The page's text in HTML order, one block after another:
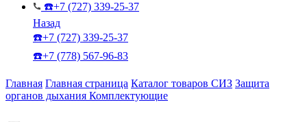
☎️+7 (727) 339-25-37
Назад
☎️+7 (727) 339-25-37
☎️+7 (778) 567-96-83
Главная Главная страница Каталог товаров СИЗ Защита
органов дыхания Комплектующие